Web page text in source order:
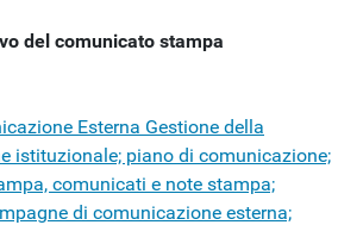
del comunicato stampa
Esterna Gestione della
istituzionale; piano di comunicazione;
comunicati e note stampa;
di comunicazione esterna;